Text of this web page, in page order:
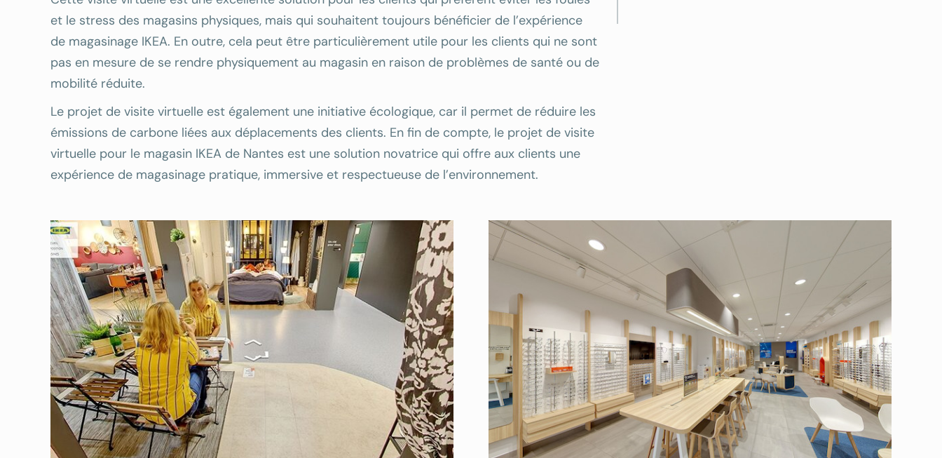
et le stress des magasins physiques, mais qui souhaitent toujours bénéficier de l’expérience
de magasinage IKEA. En outre, cela peut être particulièrement utile pour les clients qui ne sont
pas en mesure de se rendre physiquement au magasin en raison de problèmes de santé ou de
mobilité réduite.
Le projet de visite virtuelle est également une initiative écologique, car il permet de réduire les
émissions de carbone liées aux déplacements des clients. En fin de compte, le projet de visite
virtuelle pour le magasin IKEA de Nantes est une solution novatrice qui offre aux clients une
expérience de magasinage pratique, immersive et respectueuse de l’environnement.